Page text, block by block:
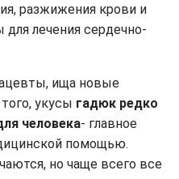
разжижения крови и
лечения сердечно-
ища новые
укусы гадюк редко
человека- главное
помощью.
но чаще всего все